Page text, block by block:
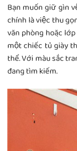
Bạn muốn giữ gìn
chính là việc thu
văn phòng hoặc
một chiếc tủ giày
thể. Với màu sắc
đang tìm kiếm.